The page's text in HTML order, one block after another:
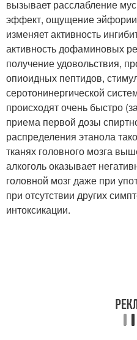
вызывает расслабление
эффект, ощущение
изменяет активность
активность дофаминовых
получение удовольствия,
опиоидных пептидов,
серотонинергической
происходят очень быстро
приема первой дозы
распределения этанола
тканях головного мозга
алкоголь оказывает
головной мозг даже при
при отсутствии других
интоксикации.